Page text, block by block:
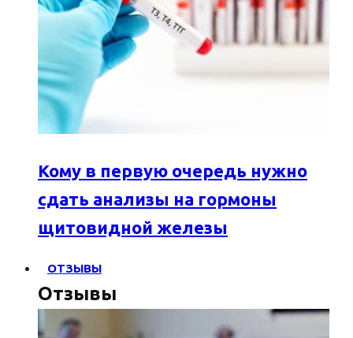
Кому в первую очередь нужно
сдать анализы на гормоны
щитовидной железы
ОТЗЫВЫ
Отзывы